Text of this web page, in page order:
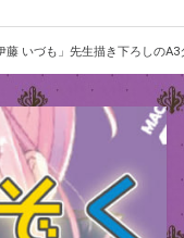
いづも」先生描き下ろしの